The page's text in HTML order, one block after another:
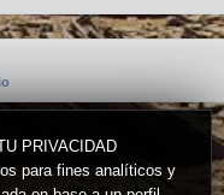
PRIVACIDAD
para fines analíticos y